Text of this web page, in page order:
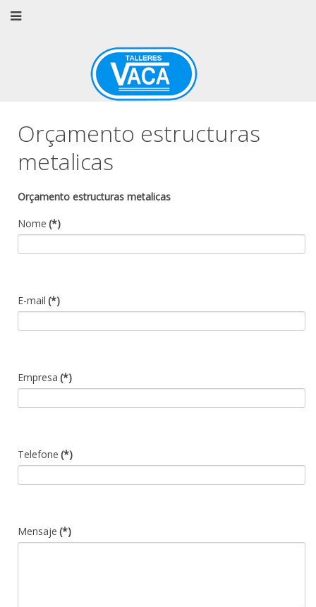
Orçamento estructuras
metalicas
Orçamento estructuras metalicas
Nome (*)
E-mail (*)
Empresa (*)
Telefone (*)
Mensaje (*)